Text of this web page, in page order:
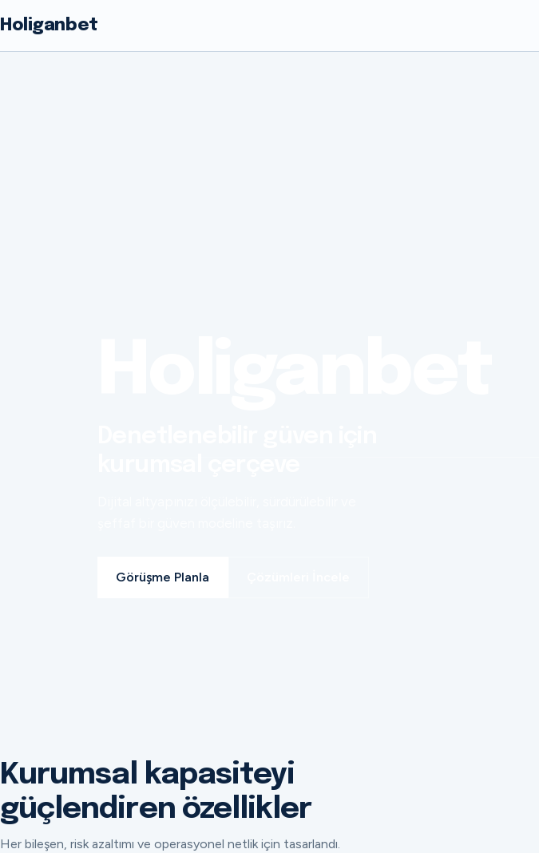
Holiganbet
Görüşme Planla
Kurumsal kapasiteyi
güçlendiren özellikler
Her bileşen, risk azaltımı ve operasyonel netlik için tasarlandı.